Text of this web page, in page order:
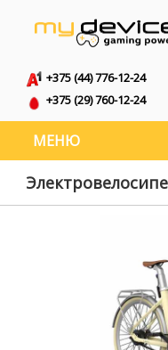
+375 (44) 776-12-24
+375 (29) 760-12-24
МЕНЮ